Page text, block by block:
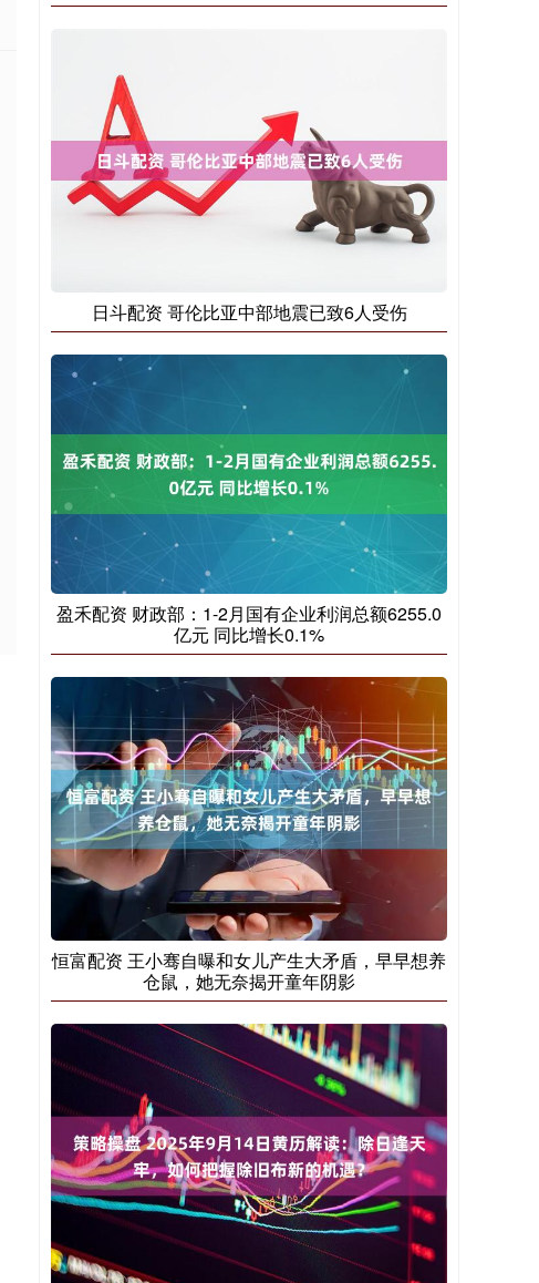
日斗配资 哥伦比亚中部地震已致6人受伤
盈禾配资 财政部：1-2月国有企业利润总额6255.0
亿元 同比增长0.1%
恒富配资 王小骞自曝和女儿产生大矛盾，早早想养
仓鼠，她无奈揭开童年阴影